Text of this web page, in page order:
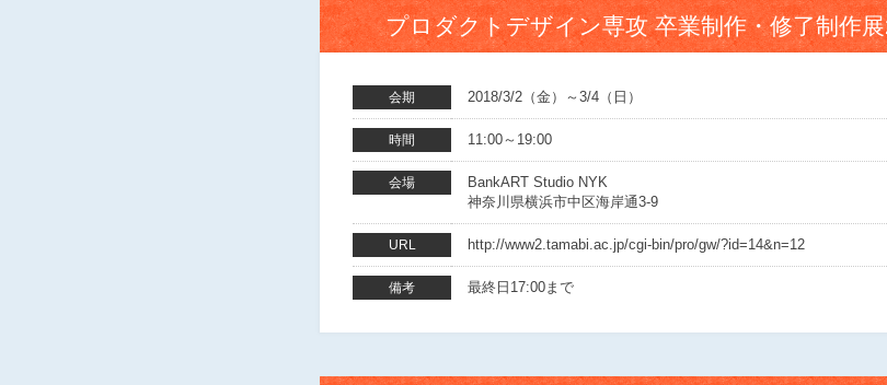
プロダクトデザイン専攻 卒業制作・修了制作展
会期 2018/3/2（金）～3/4（日）
時間 11:00～19:00
会場
BankART Studio NYK
神奈川県横浜市中区海岸通3-9
URL http://www2.tamabi.ac.jp/cgi-bin/pro/gw/?id=14&n=12
備考 最終日17:00まで